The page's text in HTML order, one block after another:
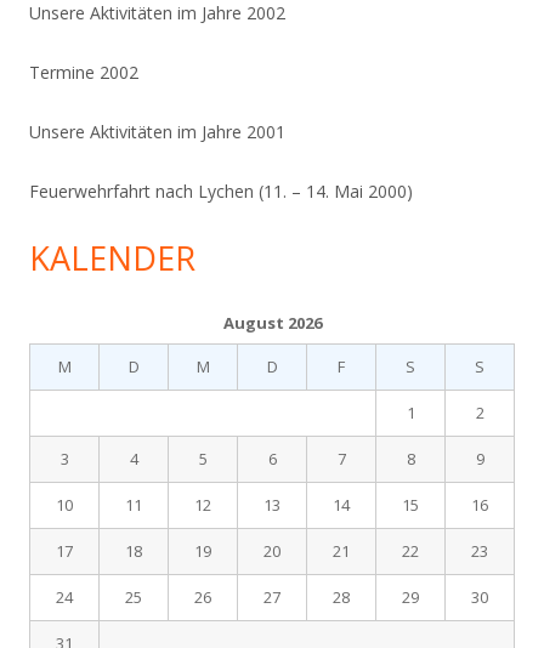
Unsere Aktivitäten im Jahre 2002
Termine 2002
Unsere Aktivitäten im Jahre 2001
Feuerwehrfahrt nach Lychen (11. – 14. Mai 2000)
KALENDER
August 2026
M
D M D F S S
1 2
3 4 5 6 7 8 9
10 11 12 13 14 15 16
17 18 19 20 21 22 23
24 25 26 27 28 29 30
31